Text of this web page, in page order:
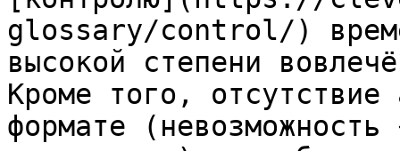
glossary/control/)
высокой степени
Кроме того, отсутствие
формате